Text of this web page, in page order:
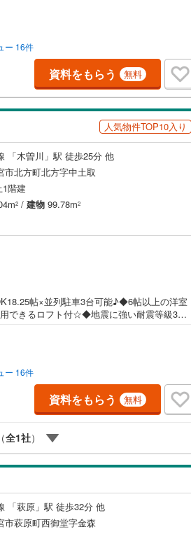
＜本日見学OK！＞希望日時が決まりまし
内致します（年末年始を除く）水曜日もご
致します。ご相談下さい。□■□■店舗につい
備しております。日頃ゆっくり検討できない
ーンのご相談について■□■□物件選びの前にロ
お問合せ下さい。経験豊富なスタッフがお応
様の住まい探しを全力でサポートさせて頂き
ー 16件
資料をもらう 無料
人気物件TOP10入り
「木曽川」駅 徒歩25分 他
市北方町北方字中土取
階建
2 / 建物 99.78m2
帖×並列駐車3台可能♪◆6帖以上の洋室
できるロフト付☆◆地震に強い耐震等級3☆
ついて■□■□＜本日見学OK！＞希望日時が
無休でご案内致します（年末年始を除く）
でもご案内致します。ご相談下さい。□■□■
ルームを完備しております。日頃ゆっくり検
。□■□■ローンのご相談について■□■□物件選
、お気軽にお問合せ下さい。経験豊富なスタ
一同、お客様の住まい探しを全力でサポート
ー 16件
資料をもらう 無料
全1社）
「萩原」駅 徒歩32分 他
市萩原町西御堂字金森